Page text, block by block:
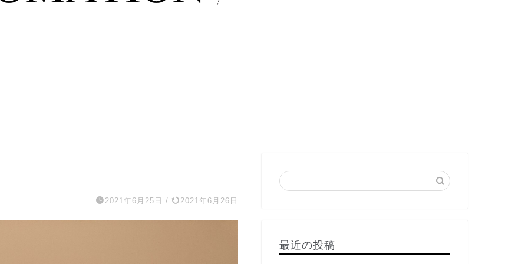
2021年6月25日 / 2021年6月26日
最近の投稿